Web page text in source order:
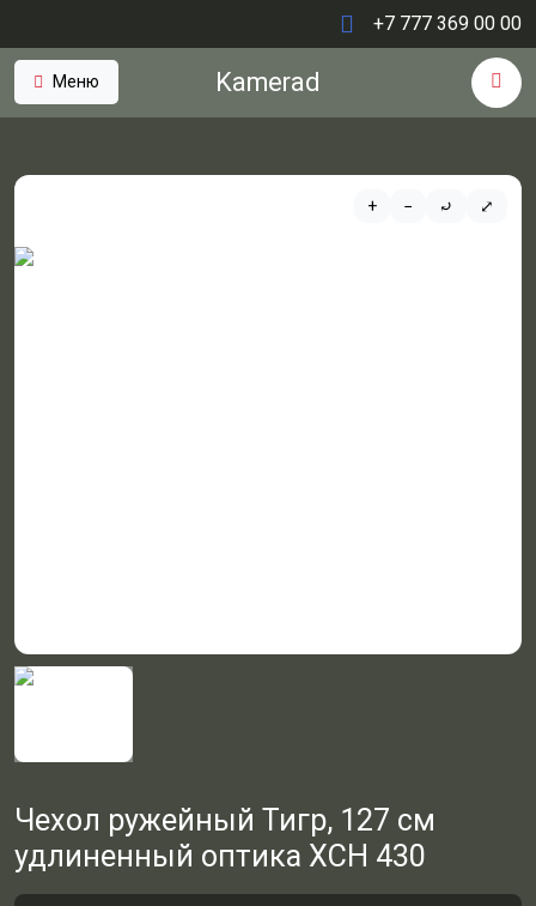
+7 777 369 00 00
Меню Kamerad
+ − ⤾ ⤢
Чехол ружейный Тигр, 127 см
удлиненный оптика ХСН 430